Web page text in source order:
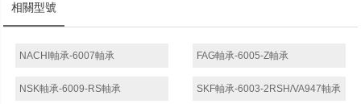
相關型號
NACHI軸承-6007軸承 FAG軸承-6005-Z軸承
NSK軸承-6009-RS軸承 SKF軸承-6003-2RSH/VA947軸承